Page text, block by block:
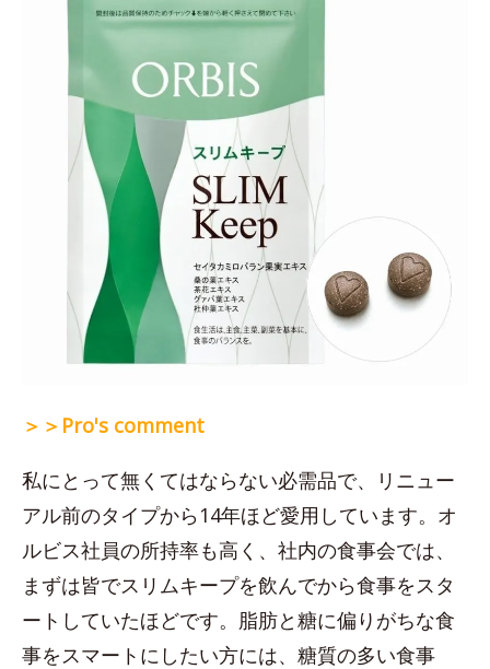
＞＞Pro's comment
私にとって無くてはならない必需品で、リニュー
アル前のタイプから14年ほど愛用しています。オ
ルビス社員の所持率も高く、社内の食事会では、
まずは皆でスリムキープを飲んでから食事をスタ
ートしていたほどです。脂肪と糖に偏りがちな食
事をスマートにしたい方には、糖質の多い食事